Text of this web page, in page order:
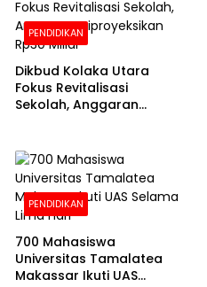
PENDIDIKAN
Dikbud Kolaka Utara
Fokus Revitalisasi
Sekolah, Anggaran
PENDIDIKAN
700 Mahasiswa
Universitas Tamalatea
Makassar Ikuti UAS